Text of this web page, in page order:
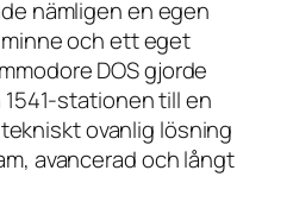
nämligen en egen
och ett eget
DOS gjorde
stationen till en
ovanlig lösning
avancerad och långt